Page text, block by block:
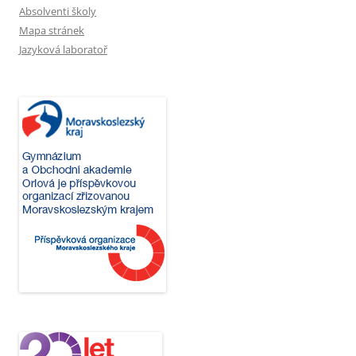
Absolventi školy
Mapa stránek
Jazyková laboratoř